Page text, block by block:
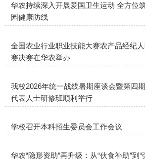
华农持续深入开展爱国卫生运动 全方位
园健康防线
全国农业行业职业技能大赛农产品经纪
赛决赛在华农举办
我校2026年统一战线暑期座谈会暨第四
代表人士研修班顺利举行
学校召开本科招生委员会工作会议
华农“隐形资助”再升级：从“伙食补助”到“